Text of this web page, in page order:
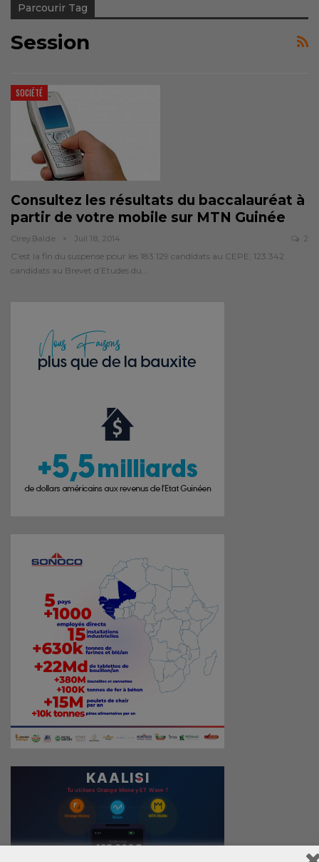
Parcourir Tag
Session
SOCIÉTÉ
Consultez les résultats du baccalauréat à
partir de votre mobile sur MTN Guinée
Cirey.balde Juil 18, 2014 2
C’est la fin du suspense pour les 183.129 candidats au CEPE, 123.342
candidats au Brevet d’Etudes du…